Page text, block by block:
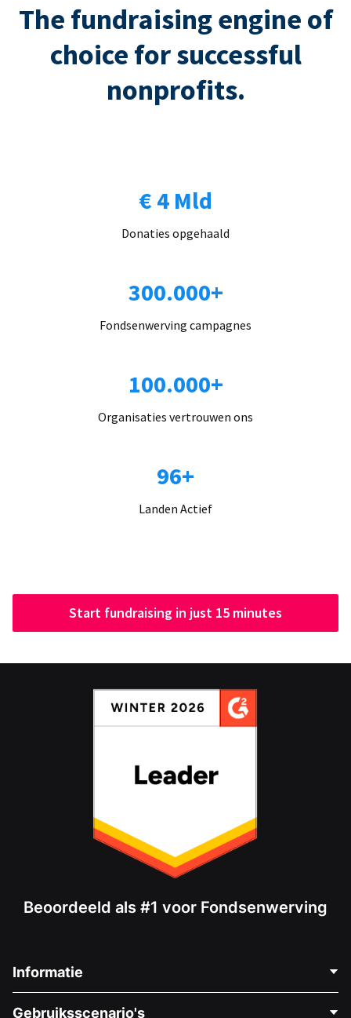
The fundraising engine of
choice for successful
nonprofits.
€ 4 Mld
Donaties opgehaald
300.000+
Fondsenwerving campagnes
100.000+
Organisaties vertrouwen ons
96+
Landen Actief
Start fundraising in just 15 minutes
Beoordeeld als #1 voor Fondsenwerving
Informatie
Gebruiksscenario's